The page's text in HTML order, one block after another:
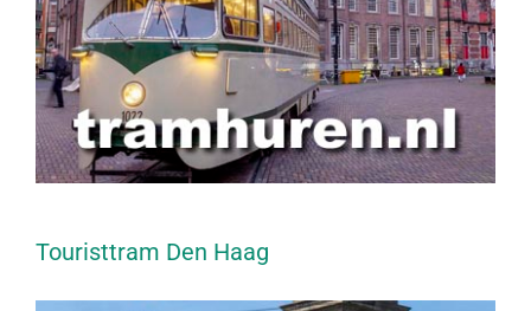
Touristtram Den Haag